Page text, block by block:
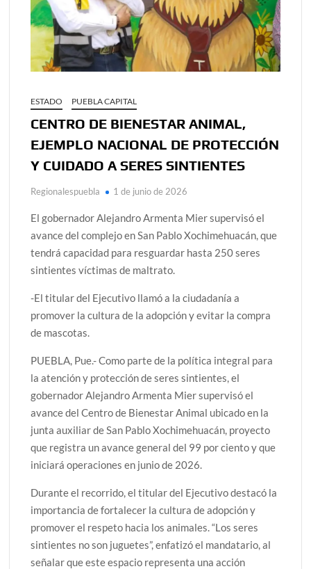
ESTADO PUEBLA CAPITAL
CENTRO DE BIENESTAR ANIMAL,
EJEMPLO NACIONAL DE PROTECCIÓN
Y CUIDADO A SERES SINTIENTES
Regionalespuebla 1 de junio de 2026
El gobernador Alejandro Armenta Mier supervisó el
avance del complejo en San Pablo Xochimehuacán, que
tendrá capacidad para resguardar hasta 250 seres
sintientes víctimas de maltrato.
-El titular del Ejecutivo llamó a la ciudadanía a
promover la cultura de la adopción y evitar la compra
de mascotas.
PUEBLA, Pue.- Como parte de la política integral para
la atención y protección de seres sintientes, el
gobernador Alejandro Armenta Mier supervisó el
avance del Centro de Bienestar Animal ubicado en la
junta auxiliar de San Pablo Xochimehuacán, proyecto
que registra un avance general del 99 por ciento y que
iniciará operaciones en junio de 2026.
Durante el recorrido, el titular del Ejecutivo destacó la
importancia de fortalecer la cultura de adopción y
promover el respeto hacia los animales. “Los seres
sintientes no son juguetes”, enfatizó el mandatario, al
señalar que este espacio representa una acción